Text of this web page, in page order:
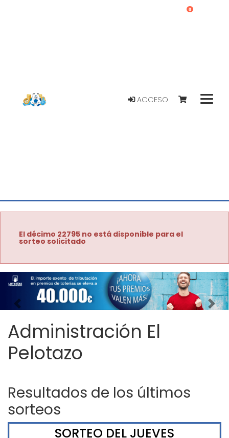
ACCESO
0
El décimo 22795 no está disponible para el
sorteo solicitado
Imagen anterior
Administración El
Pelotazo
Resultados de los últimos
sorteos
SORTEO DEL JUEVES